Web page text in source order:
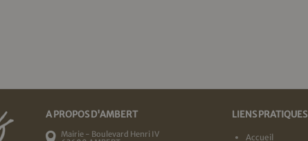
A PROPOS D'AMBERT
Mairie - Boulevard Henri IV
LIENS PRATIQUES
Accueil